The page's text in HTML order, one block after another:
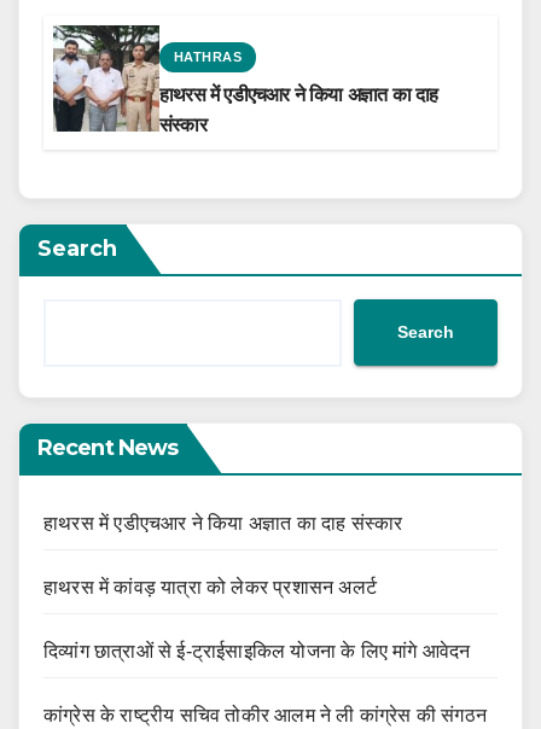
HATHRAS
हाथरस में एडीएचआर ने किया अज्ञात का दाह
संस्कार
Search
Search
Recent News
हाथरस में एडीएचआर ने किया अज्ञात का दाह संस्कार
हाथरस में कांवड़ यात्रा को लेकर प्रशासन अलर्ट
दिव्यांग छात्राओं से ई-ट्राईसाइकिल योजना के लिए मांगे आवेदन
कांग्रेस के राष्ट्रीय सचिव तोकीर आलम ने ली कांग्रेस की संगठन